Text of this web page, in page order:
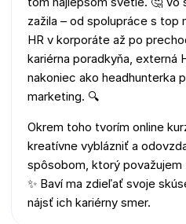
zažila – od spolupráce s top
HR v korporáte až po
kariérna poradkyňa, externá
nakoniec ako headhunterka
marketing. 🔍
Okrem toho tvorím online
kreatívne vyblázniť a
spôsobom, ktorý považujem
✨ Baví ma zdieľať svoje
nájsť ich kariérny smer.